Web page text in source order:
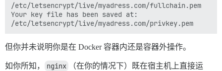
/etc/letsencrypt/live/myadress.com/fullchain.pem
Your key file has been saved at:
但你并未说明你是在 Docker 容器内还是容器外操作。
如你所知， nginx
（在你的情况下）既在宿主机上直接运